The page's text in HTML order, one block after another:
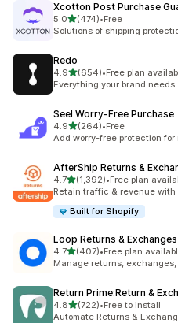
Xcotton Post Purchase
5.0เต็ม 5 ดาว
(474)
ทั้งหมด 474 รีวิว
•Free
Solutions of shipping
Redo
4.9เต็ม 5 ดาว
(654)
ทั้งหมด 654 รีวิว
•Free plan
Everything your brand
Seel Worry‑Free Purchase
4.9เต็ม 5 ดาว
(264)
ทั้งหมด 264 รีวิว
•Free
Add worry-free protection for
AfterShip Returns &
4.7เต็ม 5 ดาว
(1,392)
ทั้งหมด 1392 รีวิว
•Free plan
Retain traffic & revenue
Built for Shopify
Loop Returns & Exchanges
4.7เต็ม 5 ดาว
(407)
ทั้งหมด 407 รีวิว
•Free plan
Manage returns,
Return Prime:Return &
4.8เต็ม 5 ดาว
(722)
ทั้งหมด 722 รีวิว
•Free to install
Automate Returns &